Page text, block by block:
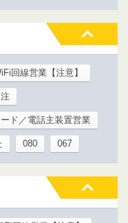
回線営業【注意】
ード／電話主装置営業
080 067